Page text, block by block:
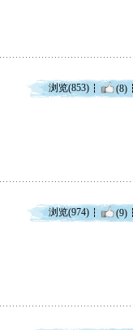
浏览(853) (8)
浏览(974) (9)